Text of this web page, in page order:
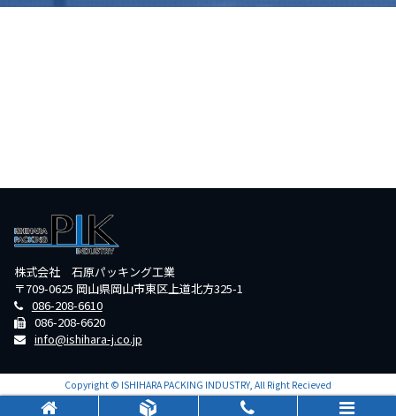
株式会社 石原パッキング工業
〒709-0625 岡山県岡山市東区上道北方325-1
086-208-6610
086-208-6620
info@ishihara-j.co.jp
Copyright © ISHIHARA PACKING INDUSTRY, All Right Recieved